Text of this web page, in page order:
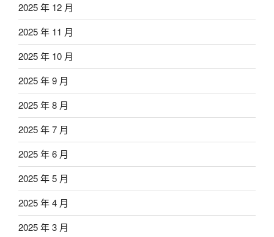
2025 年 12 月
2025 年 11 月
2025 年 10 月
2025 年 9 月
2025 年 8 月
2025 年 7 月
2025 年 6 月
2025 年 5 月
2025 年 4 月
2025 年 3 月